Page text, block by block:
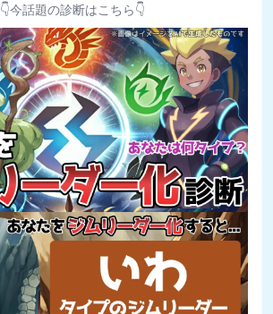
👇今話題の診断はこちら👇